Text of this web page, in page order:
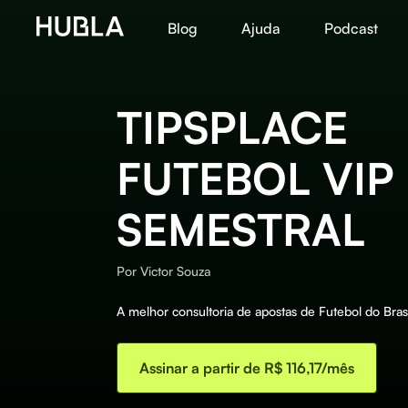
Blog Ajuda Podcast
TIPSPLACE
FUTEBOL
SEMESTRAL
Por Victor Souza
A melhor consultoria de apostas de Futebol do
Assinar a partir de R$ 116,17/mês